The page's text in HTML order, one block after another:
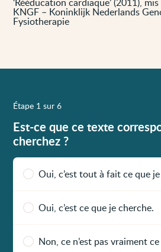
KNGF – Koninklijk Nederlands
Fysiotherapie
Étape 1 sur 6
Est-ce que ce texte
cherchez ?
Oui, c’est tout à fait ce que
Oui, c’est ce que je cherche.
Non, ce n’est pas vraiment